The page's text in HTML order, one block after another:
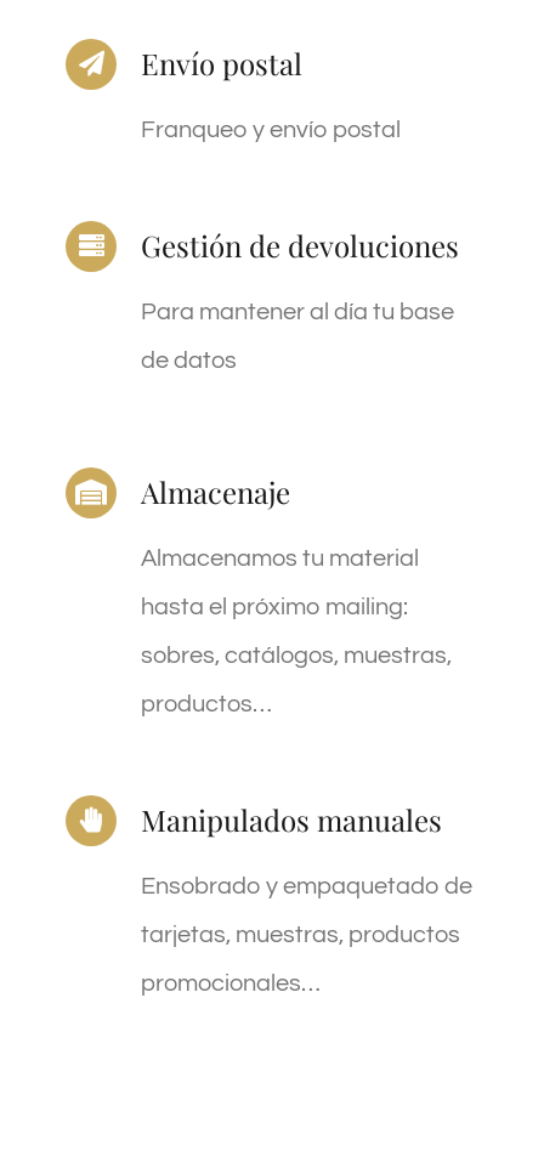
Envío postal
Franqueo y envío postal
Gestión de devoluciones
Para mantener al día tu base
de datos
Almacenaje
Almacenamos tu material
hasta el próximo mailing:
sobres, catálogos, muestras,
productos…
Manipulados manuales
Ensobrado y empaquetado de
tarjetas, muestras, productos
promocionales…